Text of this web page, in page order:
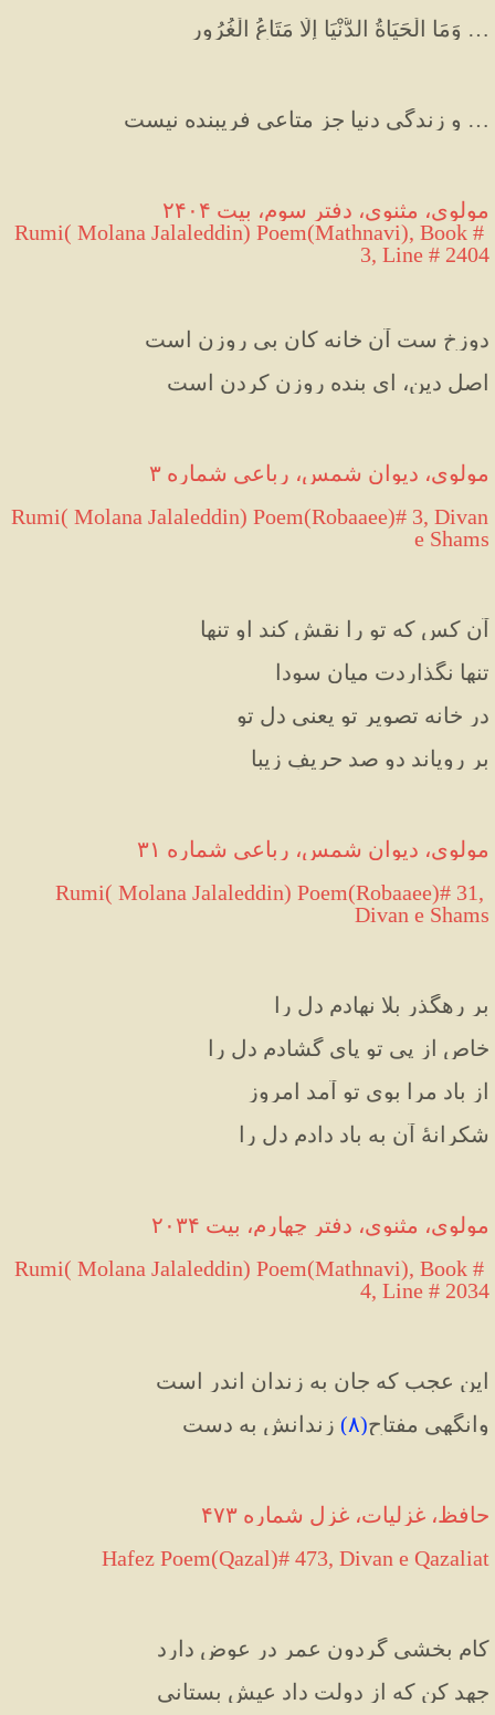
… وَمَا الْحَيَاةُ الدُّنْيَا إِلَّا مَتَاعُ الْغُرُورِ
… و زندگى دنيا جز متاعى فريبنده نيست
مولوی، مثنوی، دفتر سوم، بیت ۲۴۰۴
Rumi( Molana Jalaleddin) Poem(Mathnavi), Book #
3, Line # 2404
دوزخ ست آن خانه کان بی روزن است
اصل دین، ای بنده روزن کردن است
مولوی، دیوان شمس، رباعی شماره ۳
Rumi( Molana Jalaleddin) Poem(Robaaee)# 3, Divan
e Shams
آن کس که تو را نقش کند او تنها
تنها نگذاردت میانِ سودا
در خانه تصویر تو یعنی دلِ تو
بر رویاند دو صد حریفِ زیبا
مولوی، دیوان شمس، رباعی شماره ۳۱
Rumi( Molana Jalaleddin) Poem(Robaaee)# 31,
Divan e Shams
بر رهگذرِ بلا نهادم دل را
خاص از پی تو پای گشادم دل را
از باد مرا بوی تو آمد امروز
شکرانهٔ آن به باد دادم دل را
مولوی، مثنوی، دفتر چهارم، بیت ۲۰۳۴
Rumi( Molana Jalaleddin) Poem(Mathnavi), Book #
4, Line # 2034
این عجب که جان به زندان اندر است
وانگهی مفتاحِ(۸) زندانش به دست
حافظ، غزلیات، غزل شماره ۴۷۳
Hafez Poem(Qazal)# 473, Divan e Qazaliat
کام بخشی گردون عمر در عوض دارد
جهد کن که از دولت داد عیش بستانی